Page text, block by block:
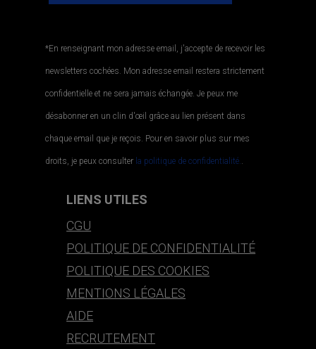
*En renseignant mon adresse email, j'accepte de recevoir les
newsletters cochées. Mon adresse email restera strictement
confidentielle et ne sera jamais échangée. Je peux me
désabonner en un clin d'œil grâce au lien présent dans
chaque email que je reçois. Pour en savoir plus sur mes
droits, je peux consulter la politique de confidentialité..
LIENS UTILES
CGU
POLITIQUE DE CONFIDENTIALITÉ
POLITIQUE DES COOKIES
MENTIONS LÉGALES
AIDE
RECRUTEMENT